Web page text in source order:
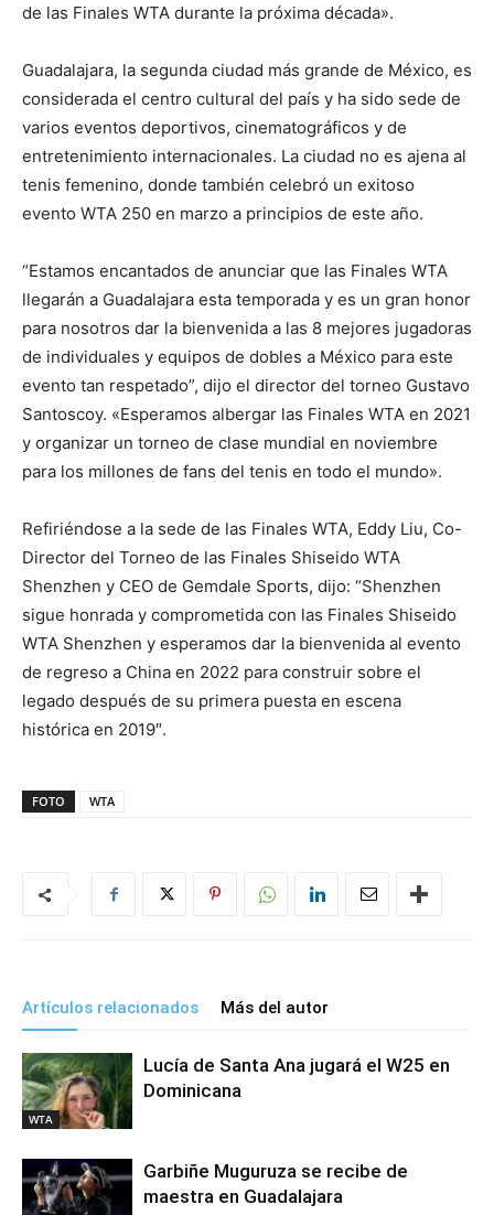
de las Finales WTA durante la próxima década».
Guadalajara, la segunda ciudad más grande de México, es
considerada el centro cultural del país y ha sido sede de
varios eventos deportivos, cinematográficos y de
entretenimiento internacionales. La ciudad no es ajena al
tenis femenino, donde también celebró un exitoso
evento WTA 250 en marzo a principios de este año.
“Estamos encantados de anunciar que las Finales WTA
llegarán a Guadalajara esta temporada y es un gran honor
para nosotros dar la bienvenida a las 8 mejores jugadoras
de individuales y equipos de dobles a México para este
evento tan respetado”, dijo el director del torneo Gustavo
Santoscoy. «Esperamos albergar las Finales WTA en 2021
y organizar un torneo de clase mundial en noviembre
para los millones de fans del tenis en todo el mundo».
Refiriéndose a la sede de las Finales WTA, Eddy Liu, Co-
Director del Torneo de las Finales Shiseido WTA
Shenzhen y CEO de Gemdale Sports, dijo: “Shenzhen
sigue honrada y comprometida con las Finales Shiseido
WTA Shenzhen y esperamos dar la bienvenida al evento
de regreso a China en 2022 para construir sobre el
legado después de su primera puesta en escena
histórica en 2019″.
FOTO WTA
Artículos relacionados Más del autor
WTA
Lucía de Santa Ana jugará el W25 en
Dominicana
Garbiñe Muguruza se recibe de
maestra en Guadalajara